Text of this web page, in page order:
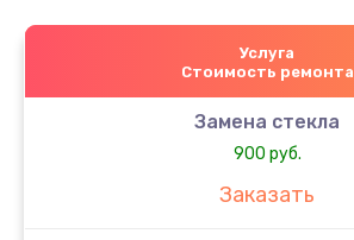
Услуга
Стоимость ремонта
Замена стекла
900 руб.
Заказать